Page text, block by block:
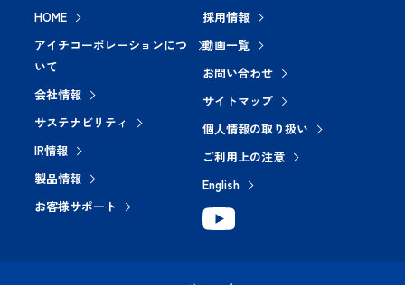
HOME
アイチコーポレーションにつ
いて
会社情報
サステナビリティ
IR情報
製品情報
お客様サポート
採用情報
動画一覧
お問い合わせ
サイトマップ
個人情報の取り扱い
ご利用上の注意
English